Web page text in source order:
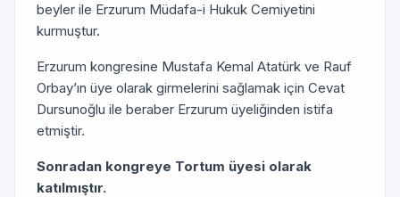
beyler ile Erzurum Müdafa-i Hukuk Cemiyetini
kurmuştur.
Erzurum kongresine Mustafa Kemal Atatürk ve Rauf
Orbay’ın üye olarak girmelerini sağlamak için Cevat
Dursunoğlu ile beraber Erzurum üyeliğinden istifa
etmiştir.
Sonradan kongreye Tortum üyesi olarak
katılmıştır.